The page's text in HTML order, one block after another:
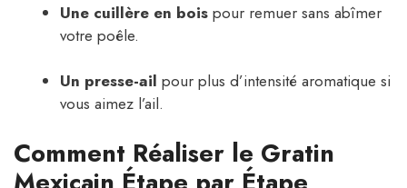
Une cuillère en bois pour remuer sans abîmer
votre poêle.
Un presse-ail pour plus d’intensité aromatique si
vous aimez l’ail.
Comment Réaliser le Gratin